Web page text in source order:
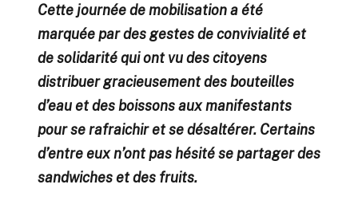
Cette journée de mobilisation a été
marquée par des gestes de convivialité et
de solidarité qui ont vu des citoyens
distribuer gracieusement des bouteilles
d’eau et des boissons aux manifestants
pour se rafraichir et se désaltérer. Certains
d’entre eux n’ont pas hésité se partager des
sandwiches et des fruits.